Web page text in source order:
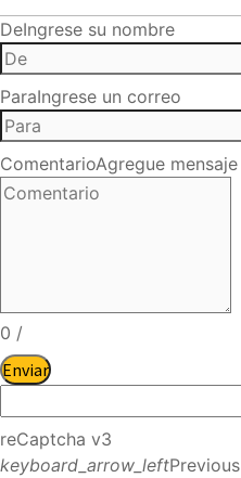
DeIngrese su nombre
ParaIngrese un correo
ComentarioAgregue mensaje
0 /
Enviar
reCaptcha v3
keyboard_arrow_leftPrevious